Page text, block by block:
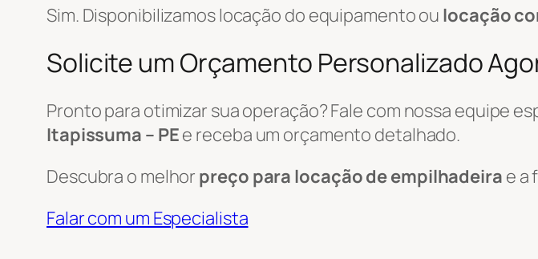
Sim. Disponibilizamos locação do equipamento ou locação
Solicite um Orçamento Personalizado
Pronto para otimizar sua operação? Fale com nossa equipe
Itapissuma – PEe receba um orçamento detalhado.
Descubra o melhor preço para locação de empilhadeira e a
Falar com um Especialista